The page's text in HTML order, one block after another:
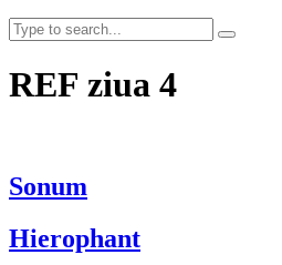
REF ziua 4
Sonum
Hierophant